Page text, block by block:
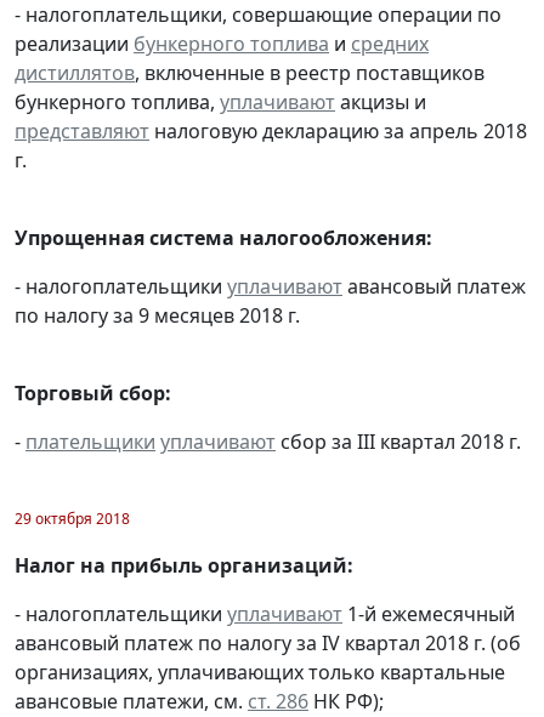
- налогоплательщики, совершающие операции по
реализации бункерного топлива и средних
дистиллятов, включенные в реестр поставщиков
бункерного топлива, уплачиваютакцизы и
представляют налоговую декларацию за апрель 2018
г.
Упрощенная система налогообложения:
- налогоплательщики уплачиваютавансовый платеж
по налогу за 9 месяцев 2018 г.
Торговый сбор:
- плательщики уплачивают сбор за III квартал 2018 г.
29 октября 2018
Налог на прибыль организаций:
- налогоплательщики уплачивают 1-й ежемесячный
авансовый платеж по налогу за IV квартал 2018 г. (об
организациях, уплачивающих только квартальные
авансовые платежи, см. ст. 286 НК РФ);